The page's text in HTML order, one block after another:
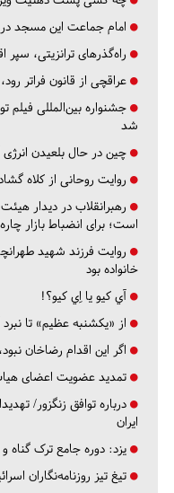
امام جماعت این مسجد در ۳ سال، نمازگزاران را ۴ برابر کرد
راه‌گذرهای ترانزیتی،
عراقچی از قانون فراتر
جشنواره بین‌المللی فیلم
شد
چین در حال بلعیدن
روایت روحانی از کلاه
رهبرانقلاب در دیدار
است؛ برای انضباط بازار
روایت فرزند شهید
خانواده بود
آي كيو يا اِي كيو؟!
از «یکشنبه عظیم» تا
اگر این اقدام رضاخان
تمدید عضویت اعضای
درباره توافق زنگزور/
ایران
یزد: دوره جامع ترک گناه
تیغ تیز روزنامه‌نگاران